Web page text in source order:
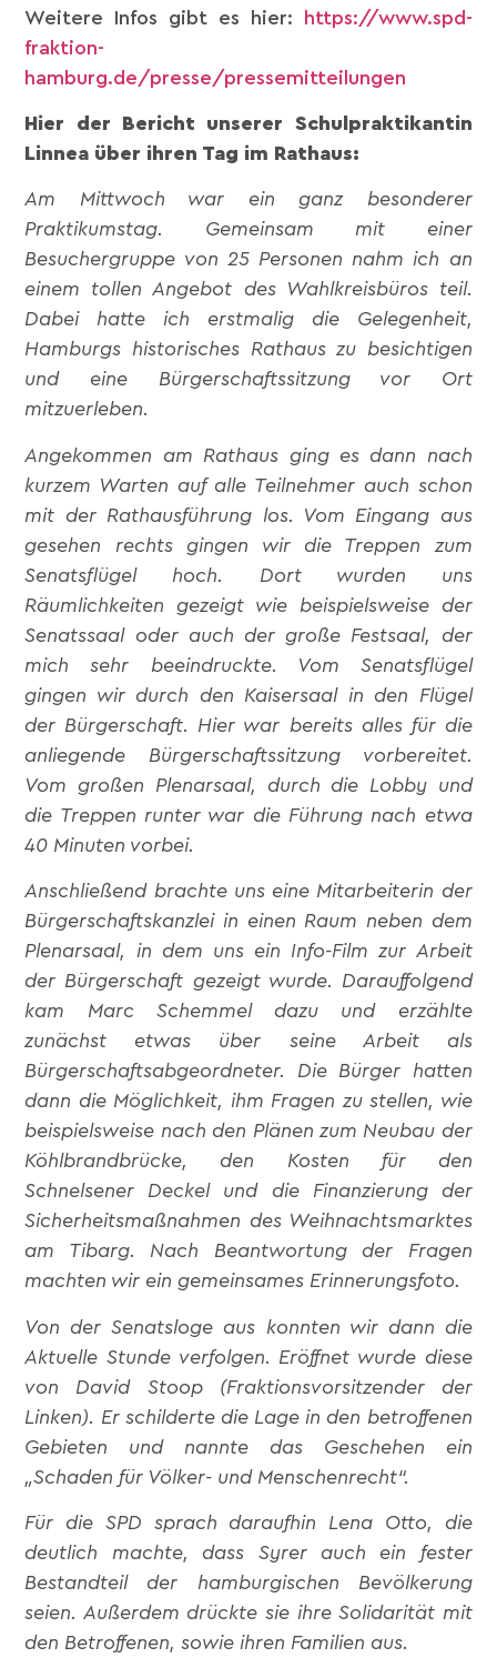
Weitere Infos gibt es hier:
https://www.spd-
fraktion-
hamburg.de/presse/pressemitteilungen
Hier der Bericht unserer Schulpraktikantin
Linnea über ihren Tag im Rathaus:
Am Mittwoch war ein ganz besonderer
Praktikumstag. Gemeinsam mit einer
Besuchergruppe von 25 Personen nahm ich an
einem tollen Angebot des Wahlkreisbüros teil.
Dabei hatte ich erstmalig die Gelegenheit,
Hamburgs historisches Rathaus zu besichtigen
und eine Bürgerschaftssitzung vor Ort
mitzuerleben.
Angekommen am Rathaus ging es dann nach
kurzem Warten auf alle Teilnehmer auch schon
mit der Rathausführung los. Vom Eingang aus
gesehen rechts gingen wir die Treppen zum
Senatsflügel hoch. Dort wurden uns
Räumlichkeiten gezeigt wie beispielsweise der
Senatssaal oder auch der große Festsaal, der
mich sehr beeindruckte. Vom Senatsflügel
gingen wir durch den Kaisersaal in den Flügel
der Bürgerschaft. Hier war bereits alles für die
anliegende Bürgerschaftssitzung vorbereitet.
Vom großen Plenarsaal, durch die Lobby und
die Treppen runter war die Führung nach etwa
40 Minuten vorbei.
Anschließend brachte uns eine Mitarbeiterin der
Bürgerschaftskanzlei in einen Raum neben dem
Plenarsaal, in dem uns ein Info-Film zur Arbeit
der Bürgerschaft gezeigt wurde. Darauffolgend
kam Marc Schemmel dazu und erzählte
zunächst etwas über seine Arbeit als
Bürgerschaftsabgeordneter. Die Bürger hatten
dann die Möglichkeit, ihm Fragen zu stellen, wie
beispielsweise nach den Plänen zum Neubau der
Köhlbrandbrücke, den Kosten für den
Schnelsener Deckel und die Finanzierung der
Sicherheitsmaßnahmen des Weihnachtsmarktes
am Tibarg. Nach Beantwortung der Fragen
machten wir ein gemeinsames Erinnerungsfoto.
Von der Senatsloge aus konnten wir dann die
Aktuelle Stunde verfolgen. Eröffnet wurde diese
von David Stoop (Fraktionsvorsitzender der
Linken). Er schilderte die Lage in den betroffenen
Gebieten und nannte das Geschehen ein
„Schaden für Völker- und Menschenrecht“.
Für die SPD sprach daraufhin Lena Otto, die
deutlich machte, dass Syrer auch ein fester
Bestandteil der hamburgischen Bevölkerung
seien. Außerdem drückte sie ihre Solidarität mit
den Betroffenen, sowie ihren Familien aus.